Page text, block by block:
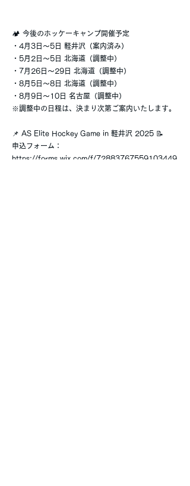
🏕 今後のホッケーキャンプ開催予定
・4月3日〜5日 軽井沢（案内済み）
・5月2日〜5日 北海道（調整中）
・7月26日～29日 北海道（調整中）
・8月5日～8日 北海道（調整中）
・8月9日〜10日 名古屋（調整中）
※調整中の日程は、決まり次第ご案内いたします。
📌 AS Elite Hockey Game in 軽井沢 2025 📝
申込フォーム：
https://forms.wix.com/f/72883767559103449